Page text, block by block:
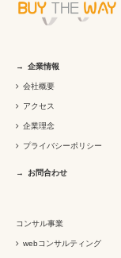
企業情報
会社概要
アクセス
企業理念
プライバシーポリシー
お問合わせ
コンサル事業
webコンサルティング